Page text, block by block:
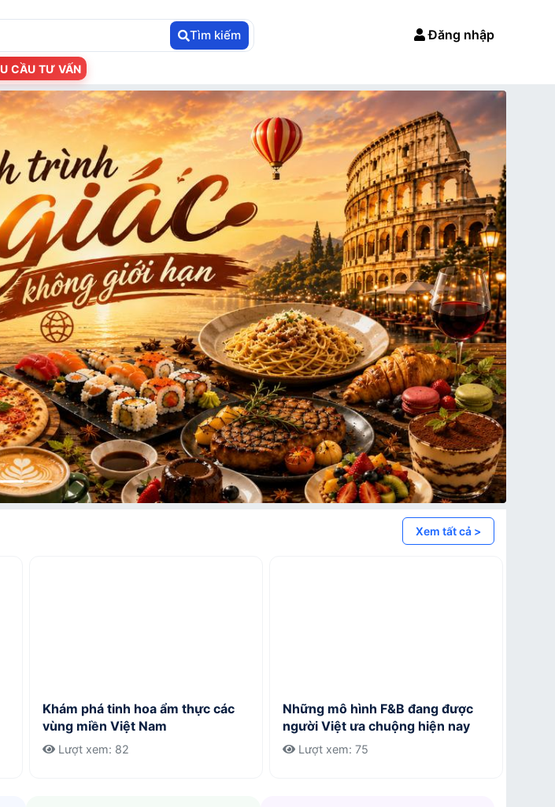
Tìm kiếm
CẦU TƯ VẤN
Đăng nhập
Next
Xem tất cả >
Khám phá tinh hoa ẩm thực các
vùng miền Việt Nam
Lượt xem: 82
Những mô hình F&B đang được
người Việt ưa chuộng hiện nay
Lượt xem: 75